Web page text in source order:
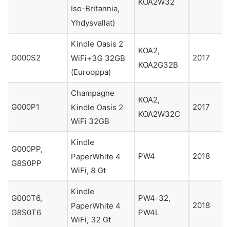
Iso-Britannia,
Yhdysvallat)
G000S2
Kindle Oasis 2
WiFi+3G 32GB
(Eurooppa)
KOA2,
KOA2G32B
2017
G000P1
Champagne
Kindle Oasis 2
WiFi 32GB
KOA2,
KOA2W32C
2017
G000PP,
G8S0PP
Kindle
PaperWhite 4
WiFi, 8 Gt
PW4 2018
G000T6,
G8S0T6
Kindle
PaperWhite 4
WiFi, 32 Gt
PW4-32,
PW4L
2018